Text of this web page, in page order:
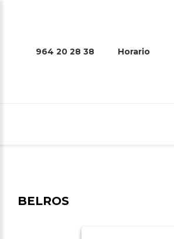
964 20 28 38 Horario
BELROS